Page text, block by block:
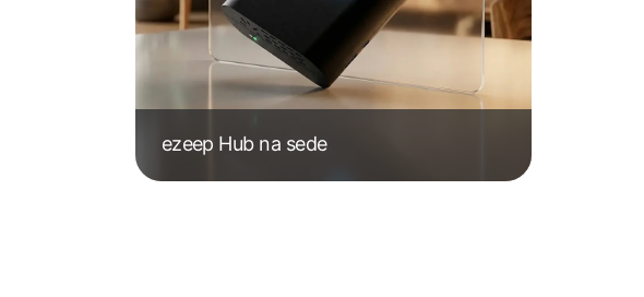
ezeep Hub na sede